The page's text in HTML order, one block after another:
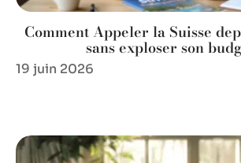
Comment Appeler la Suisse
sans exploser son
19 juin 2026